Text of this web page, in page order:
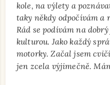
kole, na výlety a
taky někdy odpočívám a
Rád se podívám na
kulturou. Jako každý
motorky. Začal jsem
jen zcela výjimečně.